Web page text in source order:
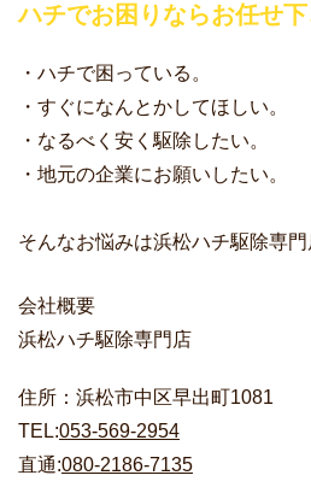
ハチでお困りならお任せ
・ハチで困っている。
・すぐになんとかしてほしい。
・なるべく安く駆除したい。
・地元の企業にお願いしたい。
そんなお悩みは浜松ハチ駆除専門
会社概要
浜松ハチ駆除専門店
住所：浜松市中区早出町1081
TEL:053-569-2954
直通:080-2186-7135